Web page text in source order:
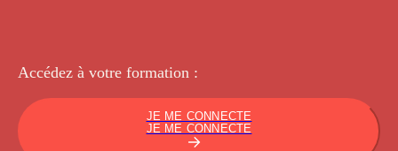
Accédez à votre formation :
JE ME CONNECTE
JE ME CONNECTE